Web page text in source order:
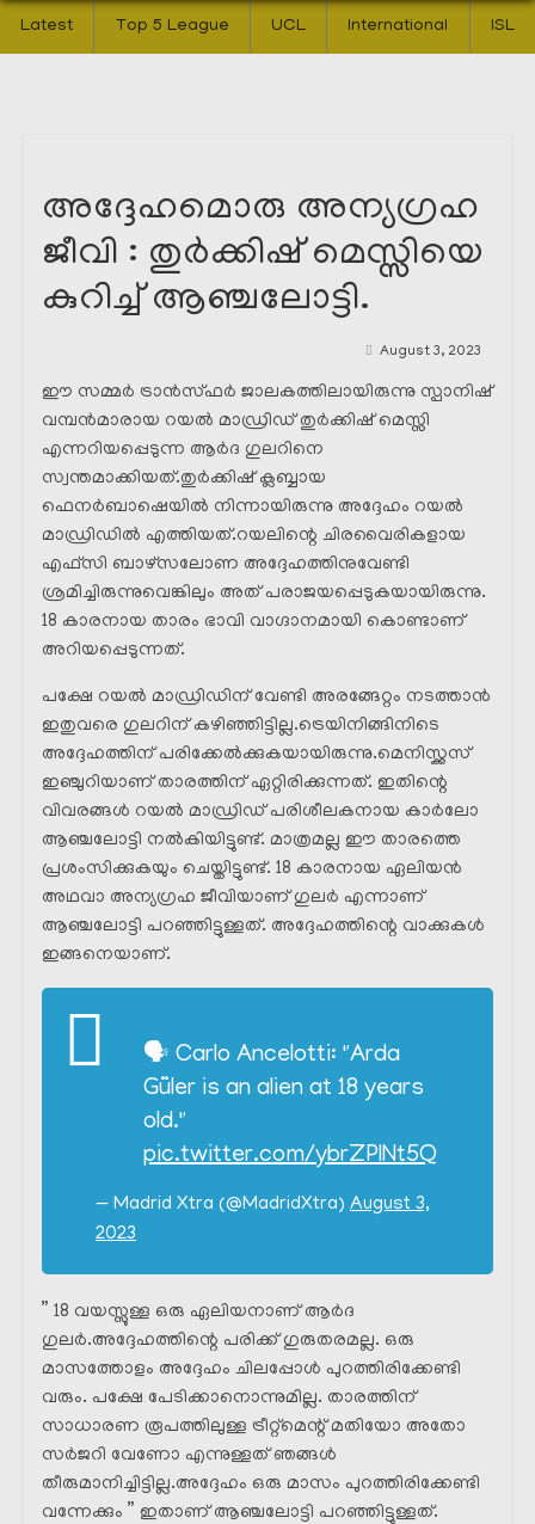
Latest Top 5 League UCL International ISL
അദ്ദേഹമൊരു അന്യഗ്രഹ
ജീവി : തുർക്കിഷ് മെസ്സിയെ
കുറിച്ച് ആഞ്ചലോട്ടി.
August 3, 2023
ഈ സമ്മർ ട്രാൻസ്ഫർ ജാലകത്തിലായിരുന്നു സ്പാനിഷ്
വമ്പൻമാരായ റയൽ മാഡ്രിഡ് തുർക്കിഷ് മെസ്സി
എന്നറിയപ്പെടുന്ന ആർദ ഗുലറിനെ
സ്വന്തമാക്കിയത്.തുർക്കിഷ് ക്ലബ്ബായ
ഫെനർബാഷെയിൽ നിന്നായിരുന്നു അദ്ദേഹം റയൽ
മാഡ്രിഡിൽ എത്തിയത്.റയലിന്റെ ചിരവൈരികളായ
എഫ്സി ബാഴ്സലോണ അദ്ദേഹത്തിനുവേണ്ടി
ശ്രമിച്ചിരുന്നുവെങ്കിലും അത് പരാജയപ്പെടുകയായിരുന്നു.
18 കാരനായ താരം ഭാവി വാഗ്ദാനമായി കൊണ്ടാണ്
അറിയപ്പെടുന്നത്.
പക്ഷേ റയൽ മാഡ്രിഡിന് വേണ്ടി അരങ്ങേറ്റം നടത്താൻ
ഇതുവരെ ഗുലറിന് കഴിഞ്ഞിട്ടില്ല.ട്രെയിനിങ്ങിനിടെ
അദ്ദേഹത്തിന് പരിക്കേൽക്കുകയായിരുന്നു.മെനിസ്ക്കസ്
ഇഞ്ചുറിയാണ് താരത്തിന് ഏറ്റിരിക്കുന്നത്. ഇതിന്റെ
വിവരങ്ങൾ റയൽ മാഡ്രിഡ് പരിശീലകനായ കാർലോ
ആഞ്ചലോട്ടി നൽകിയിട്ടുണ്ട്. മാത്രമല്ല ഈ താരത്തെ
പ്രശംസിക്കുകയും ചെയ്തിട്ടുണ്ട്. 18 കാരനായ ഏലിയൻ
അഥവാ അന്യഗ്രഹ ജീവിയാണ് ഗുലർ എന്നാണ്
ആഞ്ചലോട്ടി പറഞ്ഞിട്ടുള്ളത്. അദ്ദേഹത്തിന്റെ വാക്കുകൾ
ഇങ്ങനെയാണ്.
🗣️ Carlo Ancelotti: "Arda
Güler is an alien at 18 years
old."
pic.twitter.com/ybrZPINt5Q
— Madrid Xtra (@MadridXtra) August 3,
2023
” 18 വയസ്സുള്ള ഒരു ഏലിയനാണ് ആർദ
ഗുലർ.അദ്ദേഹത്തിന്റെ പരിക്ക് ഗുരുതരമല്ല. ഒരു
മാസത്തോളം അദ്ദേഹം ചിലപ്പോൾ പുറത്തിരിക്കേണ്ടി
വരും. പക്ഷേ പേടിക്കാനൊന്നുമില്ല. താരത്തിന്
സാധാരണ രൂപത്തിലുള്ള ട്രീറ്റ്മെന്റ് മതിയോ അതോ
സർജറി വേണോ എന്നുള്ളത് ഞങ്ങൾ
തീരുമാനിച്ചിട്ടില്ല.അദ്ദേഹം ഒരു മാസം പുറത്തിരിക്കേണ്ടി
വന്നേക്കും ” ഇതാണ് ആഞ്ചലോട്ടി പറഞ്ഞിട്ടുള്ളത്.